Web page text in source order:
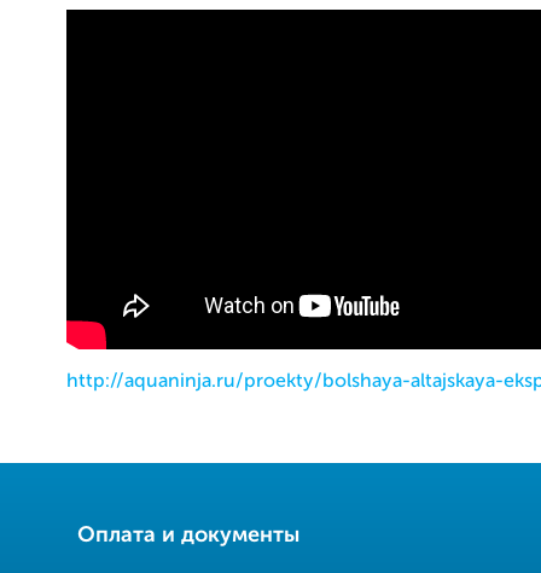
http://aquaninja.ru/proekty/bolshaya-altajskaya-
Оплата и документы